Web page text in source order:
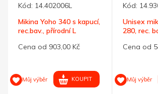
Kód: 14.402006L
Mikina Yoho 340 s kapucí,
rec.bav., přírodní L
Cena od 903,00 Kč
Můj výběr KOUPIT
Kód:
Unisex
280, rec.
Cena od
Můj výběr